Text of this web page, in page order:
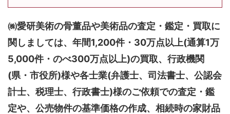
㈱愛研美術の骨董品や美術品の査定・鑑定・買取に
関しましては、 年間1,200件・30万点以上(通算1万
5,000件・のべ300万点以上)の買取、行政機関
(県・市役所)様や各士業(弁護士、司法書士、公認会
計士、税理士、行政書士)様のご依頼での査定・鑑
定や、公売物件の基準価格の作成、相続時の家財品